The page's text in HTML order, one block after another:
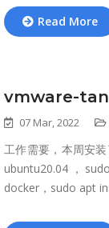
Read More
vmware-
07 Mar, 2022
工作需要，本周安
ubuntu20.04，
docker，sudo apt